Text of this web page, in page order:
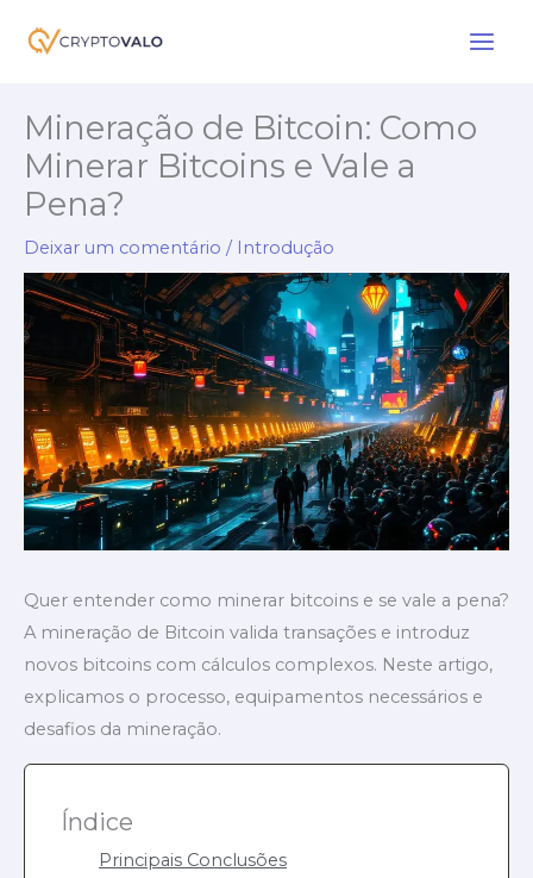
para
conteúdo
Mineração de Bitcoin: Como
Minerar Bitcoins e Vale a
Pena?
Deixar um comentário / Introdução
Quer entender como minerar bitcoins e se vale a pena?
A mineração de Bitcoin valida transações e introduz
novos bitcoins com cálculos complexos. Neste artigo,
explicamos o processo, equipamentos necessários e
desafios da mineração.
Índice
Principais Conclusões